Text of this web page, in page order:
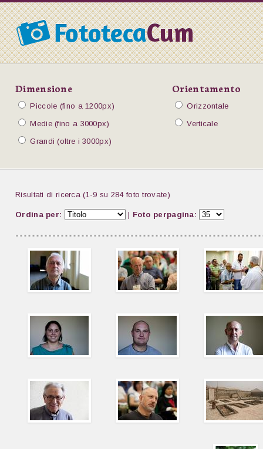
Dimensione Orientamento
Piccole (fino a 1200px)
Orizzontale
Medie (fino a 3000px)
Verticale
Grandi (oltre i 3000px)
Risultati di ricerca (1-9 su 284 foto trovate)
Ordina per: | Foto perpagina: